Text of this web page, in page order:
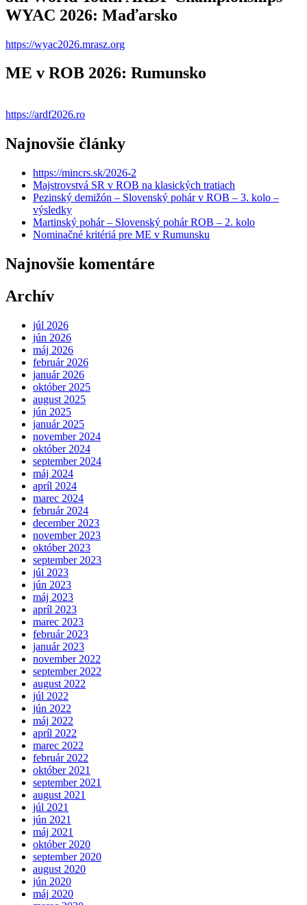
WYAC 2026: Maďarsko
https://wyac2026.mrasz.org
ME v ROB 2026: Rumunsko
https://ardf2026.ro
Najnovšie články
https://mincrs.sk/2026-2
Majstrovstvá SR v ROB na klasických tratiach
Pezinský demižón – Slovenský pohár v ROB – 3. kolo –
výsledky
Martinský pohár – Slovenský pohár ROB – 2. kolo
Nominačné kritériá pre ME v Rumunsku
Najnovšie komentáre
Archív
júl 2026
jún 2026
máj 2026
február 2026
január 2026
október 2025
august 2025
jún 2025
január 2025
november 2024
október 2024
september 2024
máj 2024
apríl 2024
marec 2024
február 2024
december 2023
november 2023
október 2023
september 2023
júl 2023
jún 2023
máj 2023
apríl 2023
marec 2023
február 2023
január 2023
november 2022
september 2022
august 2022
júl 2022
jún 2022
máj 2022
apríl 2022
marec 2022
február 2022
október 2021
september 2021
august 2021
júl 2021
jún 2021
máj 2021
október 2020
september 2020
august 2020
jún 2020
máj 2020